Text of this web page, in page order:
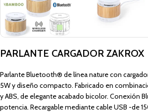
PARLANTE CARGADOR ZAKROX
Parlante Bluetooth® de línea nature con
5W y diseño compacto. Fabricado en
y ABS, de elegante acabado bicolor. Conexión
potencia. Recargable mediante cable USB -de